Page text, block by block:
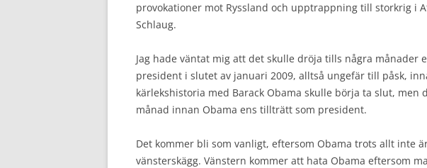
provokationer mot Ryssland och upptrappning till storkrig i
Schlaug.
Jag hade väntat mig att det skulle dröja tills några månader
president i slutet av januari 2009, alltså ungefär till påsk,
kärlekshistoria med Barack Obama skulle börja ta slut, men
månad innan Obama ens tillträtt som president.
Det kommer bli som vanligt, eftersom Obama trots allt inte
vänsterskägg. Vänstern kommer att hata Obama eftersom